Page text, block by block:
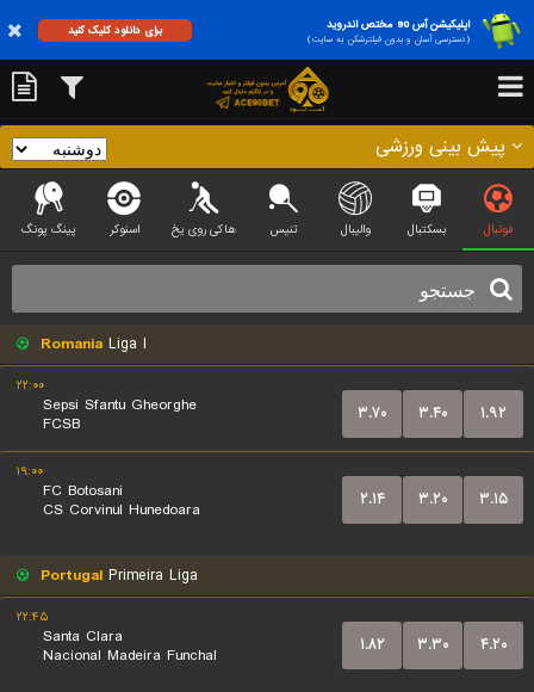
اپلیکیشن آس 90 مختص اندروید
(دسترسی آسان و بدون فیلترشکن به سایت)
برای دانلود کلیک کنید
پیش بینی ورزشی
فوتبال بسکتبال والیبال تنیس هاکی روی یخ اسنوکر پینگ پونگ
Romania Liga I
۲۲:۰۰
Sepsi Sfantu Gheorghe
FCSB
۳.۷۰ ۳.۴۰ ۱.۹۲
۱۹:۰۰
FC Botosani
CS Corvinul Hunedoara
۲.۱۴ ۳.۲۰ ۳.۱۵
Portugal Primeira Liga
۲۲:۴۵
Santa Clara
Nacional Madeira Funchal
۱.۸۲ ۳.۳۰ ۴.۲۰